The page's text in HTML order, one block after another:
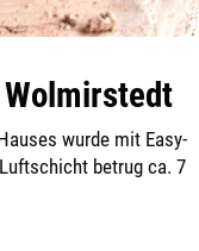
Wolmirstedt
wurde mit Easy-
betrug ca. 7